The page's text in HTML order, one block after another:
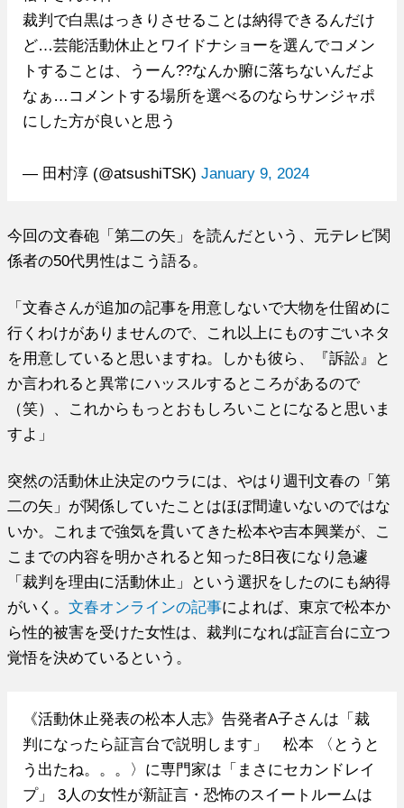
裁判で白黒はっきりさせることは納得できるんだけ
ど…芸能活動休止とワイドナショーを選んでコメン
トすることは、うーん??なんか腑に落ちないんだよ
なぁ…コメントする場所を選べるのならサンジャポ
にした方が良いと思う
— 田村淳 (@atsushiTSK) January 9, 2024
今回の文春砲「第二の矢」を読んだという、元テレビ関
係者の50代男性はこう語る。
「文春さんが追加の記事を用意しないで大物を仕留めに
行くわけがありませんので、これ以上にものすごいネタ
を用意していると思いますね。しかも彼ら、『訴訟』と
か言われると異常にハッスルするところがあるので
（笑）、これからもっとおもしろいことになると思いま
すよ」
突然の活動休止決定のウラには、やはり週刊文春の「第
二の矢」が関係していたことはほぼ間違いないのではな
いか。これまで強気を貫いてきた松本や吉本興業が、こ
こまでの内容を明かされると知った8日夜になり急遽
「裁判を理由に活動休止」という選択をしたのにも納得
がいく。文春オンラインの記事によれば、東京で松本か
ら性的被害を受けた女性は、裁判になれば証言台に立つ
覚悟を決めているという。
《活動休止発表の松本人志》告発者A子さんは「裁
判になったら証言台で説明します」 松本 〈とうと
う出たね。。。〉に専門家は「まさにセカンドレイ
プ」 3人の女性が新証言・恐怖のスイートルームは